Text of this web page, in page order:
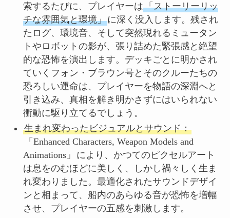
索するたびに、プレイヤーは「ストーリーリッ
チな雰囲気と環境」に深く没入します。残され
たログ、環境音、そして突然現れるミュータン
トやロボットの影が、張り詰めた緊張感と絶望
的な恐怖を演出します。デッキごとに明かされ
ていくフォン・ブラウン号とそのクルーたちの
恐ろしい運命は、プレイヤーを物語の深淵へと
引き込み、真相を解き明かさずにはいられない
衝動に駆り立てるでしょう。
生まれ変わったビジュアルとサウンド：
「Enhanced Characters, Weapon Models and
Animations」
により、かつてのピクセルアート
は息をのむほどに美しく、しかし禍々しく生ま
れ変わりました。最適化されたサウンドデザイ
ンと相まって、船内のあらゆる音が恐怖を増幅
させ、プレイヤーの五感を刺激します。